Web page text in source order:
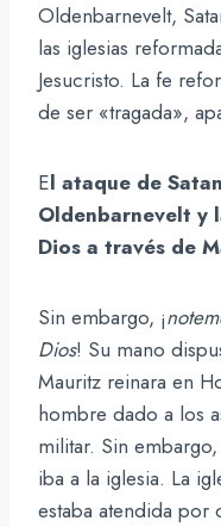
Oldenbarnevelt,
las iglesias
Jesucristo. La fe
de ser «tragada»,
El ataque de
Oldenbarnevelt y
Dios a través de
Sin embargo, ¡
Dios! Su mano
Mauritz reinara en
hombre dado a los
militar. Sin
iba a la iglesia. La
estaba atendida por